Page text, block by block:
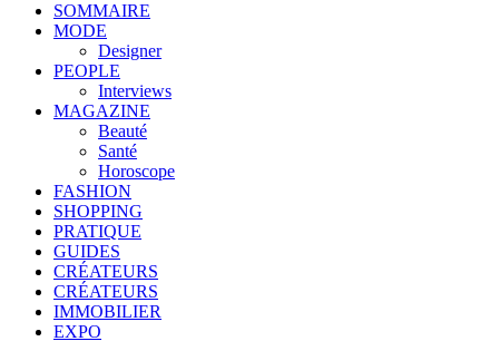
SOMMAIRE
MODE
Designer
PEOPLE
Interviews
MAGAZINE
Beauté
Santé
Horoscope
FASHION
SHOPPING
PRATIQUE
GUIDES
CRÉATEURS
CRÉATEURS
IMMOBILIER
EXPO